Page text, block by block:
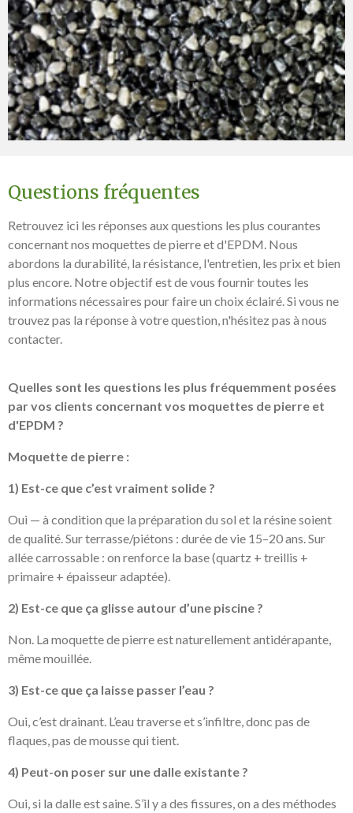
Questions fréquentes
Retrouvez ici les réponses aux questions les plus courantes
concernant nos moquettes de pierre et d'EPDM. Nous
abordons la durabilité, la résistance, l'entretien, les prix et bien
plus encore. Notre objectif est de vous fournir toutes les
informations nécessaires pour faire un choix éclairé. Si vous ne
trouvez pas la réponse à votre question, n'hésitez pas à nous
contacter.
Quelles sont les questions les plus fréquemment posées
par vos clients concernant vos moquettes de pierre et
d'EPDM ?
Moquette de pierre :
1) Est-ce que c’est vraiment solide ?
Oui — à condition que la préparation du sol et la résine soient
de qualité. Sur terrasse/piétons : durée de vie 15–20 ans. Sur
allée carrossable : on renforce la base (quartz + treillis +
primaire + épaisseur adaptée).
2) Est-ce que ça glisse autour d’une piscine ?
Non. La moquette de pierre est naturellement antidérapante,
même mouillée.
3) Est-ce que ça laisse passer l’eau ?
Oui, c’est drainant. L’eau traverse et s’infiltre, donc pas de
flaques, pas de mousse qui tient.
4) Peut-on poser sur une dalle existante ?
Oui, si la dalle est saine. S’il y a des fissures, on a des méthodes